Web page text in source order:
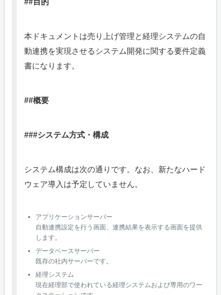
##目的
本ドキュメントは売り上げ管理と経理システムの自
動連携を実現させるシステム開発に関する要件定義
書になります。
##概要
###システム方式・構成
システム構成は次の通りです。なお、新たなハード
ウェア導入は予定していません。
アプリケーションサーバー
自動連携設定を行う画面、連携結果を表示する画面を提供
します。
データベースサーバー
既存の社内サーバーです。
経理システム
現在経理部で使われている経理システムおよび専用のワー